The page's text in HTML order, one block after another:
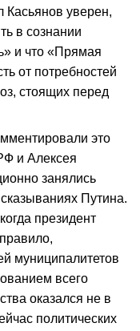
уверен,
в сознании
и что «Прямая
от потребностей
стоящих перед
это
и Алексея
занялись
Путина.
президент
муниципалитетов
всего
оказался не в
политических